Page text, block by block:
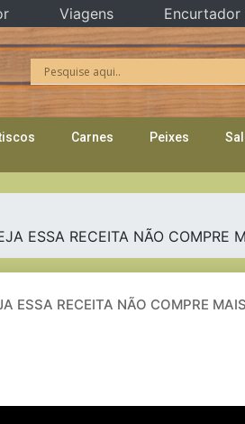
Carnes Peixes
ESSA RECEITA NÃO
ESSA RECEITA NÃO COMPRE
Viagens Encurtador